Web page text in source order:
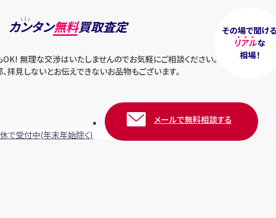
その場で聞ける
リアルな
相場！
カンタン無料買取査定
無理な交渉はいたしませんのでお気軽にご相談ください。
拝見しないとお伝えできないお品物もございます。
で受付中(年末年始除く)
メールで無料相談する